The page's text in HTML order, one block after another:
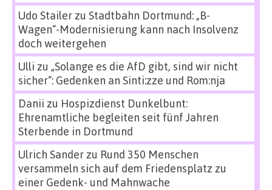
Udo Stailerzu Stadtbahn Dortmund: „B-
Wagen“-Modernisierung kann nach Insolvenz
doch weitergehen
Ulli zu „Solange es die AfD gibt, sind wir nicht
sicher“: Gedenken an Sinti:zze und Rom:nja
Danii zu Hospizdienst Dunkelbunt:
Ehrenamtliche begleiten seit fünf Jahren
Sterbende in Dortmund
Ulrich Sanderzu Rund 350 Menschen
versammeln sich auf dem Friedensplatz zu
einer Gedenk- und Mahnwache